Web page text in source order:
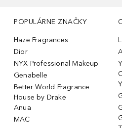
POPULÁRNE ZNAČKY
Haze Fragrances
Dior
NYX Professional Makeup
Genabelle
Better World Fragrance
House by Drake
Anua
MAC